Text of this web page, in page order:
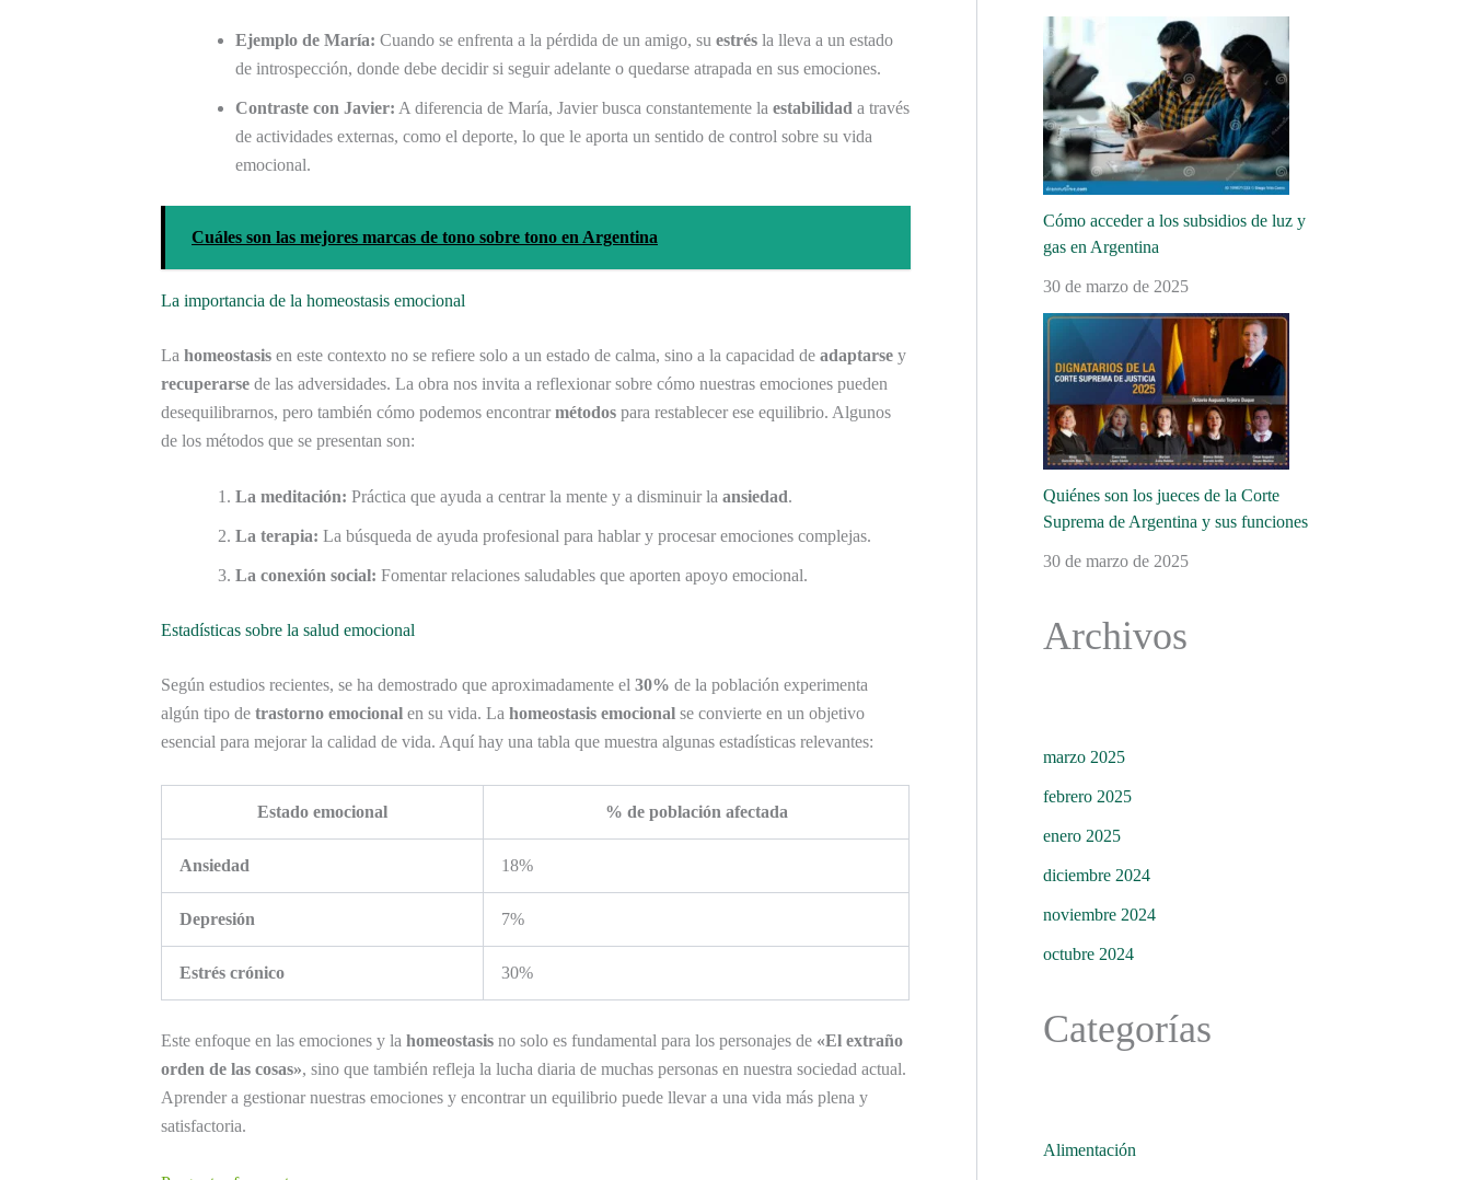
Ejemplo de María: Cuando se enfrenta a la pérdida de un amigo, su estrés la lleva a un estado
de introspección, donde debe decidir si seguir adelante o quedarse atrapada en sus emociones.
Contraste con Javier: A diferencia de María, Javier busca constantemente la estabilidad a través
de actividades externas, como el deporte, lo que le aporta un sentido de control sobre su vida
emocional.
Cuáles son las mejores marcas de tono sobre tono en Argentina
La importancia de la homeostasis emocional
La homeostasis en este contexto no se refiere solo a un estado de calma, sino a la capacidad de adaptarse y
recuperarse de las adversidades. La obra nos invita a reflexionar sobre cómo nuestras emociones pueden
desequilibrarnos, pero también cómo podemos encontrar métodos para restablecer ese equilibrio. Algunos
de los métodos que se presentan son:
La meditación: Práctica que ayuda a centrar la mente y a disminuir la ansiedad.
La terapia: La búsqueda de ayuda profesional para hablar y procesar emociones complejas.
La conexión social: Fomentar relaciones saludables que aporten apoyo emocional.
Estadísticas sobre la salud emocional
Según estudios recientes, se ha demostrado que aproximadamente el 30% de la población experimenta
algún tipo de trastorno emocional en su vida. La homeostasis emocional se convierte en un objetivo
esencial para mejorar la calidad de vida. Aquí hay una tabla que muestra algunas estadísticas relevantes:
Estado emocional % de población afectada
Ansiedad 18%
Depresión 7%
Estrés crónico 30%
Este enfoque en las emociones y la homeostasis no solo es fundamental para los personajes de «El extraño
orden de las cosas», sino que también refleja la lucha diaria de muchas personas en nuestra sociedad actual.
Aprender a gestionar nuestras emociones y encontrar un equilibrio puede llevar a una vida más plena y
satisfactoria.
Cómo acceder a los subsidios de luz y
gas en Argentina
30 de marzo de 2025
Quiénes son los jueces de la Corte
Suprema de Argentina y sus funciones
30 de marzo de 2025
Archivos
marzo 2025
febrero 2025
enero 2025
diciembre 2024
noviembre 2024
octubre 2024
Categorías
Alimentación